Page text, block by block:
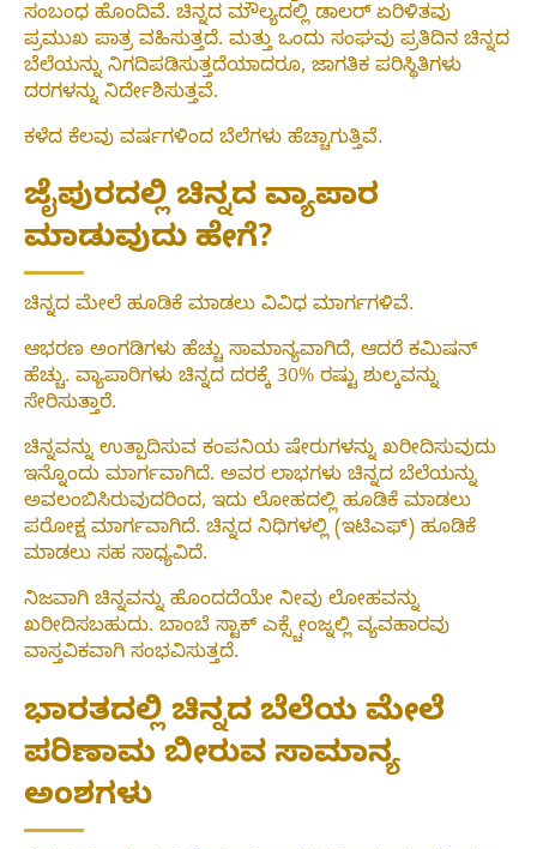
ಸಂಬಂಧ ಹೊಂದಿವೆ. ಚಿನ್ನದ ಮೌಲ್ಯದಲ್ಲಿ ಡಾಲರ್ ಏರಿಳಿತವು
ಪ್ರಮುಖ ಪಾತ್ರ ವಹಿಸುತ್ತದೆ. ಮತ್ತು ಒಂದು ಸಂಘವು ಪ್ರತಿದಿನ ಚಿನ್ನದ
ಬೆಲೆಯನ್ನು ನಿಗದಿಪಡಿಸುತ್ತದೆಯಾದರೂ, ಜಾಗತಿಕ ಪರಿಸ್ಥಿತಿಗಳು
ದರಗಳನ್ನು ನಿರ್ದೇಶಿಸುತ್ತವೆ.
ಕಳೆದ ಕೆಲವು ವರ್ಷಗಳಿಂದ ಬೆಲೆಗಳು ಹೆಚ್ಚಾಗುತ್ತಿವೆ.
ಜೈಪುರದಲ್ಲಿ ಚಿನ್ನದ ವ್ಯಾಪಾರ
ಮಾಡುವುದು ಹೇಗೆ?
ಚಿನ್ನದ ಮೇಲೆ ಹೂಡಿಕೆ ಮಾಡಲು ವಿವಿಧ ಮಾರ್ಗಗಳಿವೆ.
ಆಭರಣ ಅಂಗಡಿಗಳು ಹೆಚ್ಚು ಸಾಮಾನ್ಯವಾಗಿದೆ, ಆದರೆ ಕಮಿಷನ್
ಹೆಚ್ಚು. ವ್ಯಾಪಾರಿಗಳು ಚಿನ್ನದ ದರಕ್ಕೆ 30% ರಷ್ಟು ಶುಲ್ಕವನ್ನು
ಸೇರಿಸುತ್ತಾರೆ.
ಚಿನ್ನವನ್ನು ಉತ್ಪಾದಿಸುವ ಕಂಪನಿಯ ಷೇರುಗಳನ್ನು ಖರೀದಿಸುವುದು
ಇನ್ನೊಂದು ಮಾರ್ಗವಾಗಿದೆ. ಅವರ ಲಾಭಗಳು ಚಿನ್ನದ ಬೆಲೆಯನ್ನು
ಅವಲಂಬಿಸಿರುವುದರಿಂದ, ಇದು ಲೋಹದಲ್ಲಿ ಹೂಡಿಕೆ ಮಾಡಲು
ಪರೋಕ್ಷ ಮಾರ್ಗವಾಗಿದೆ. ಚಿನ್ನದ ನಿಧಿಗಳಲ್ಲಿ (ಇಟಿಎಫ್) ಹೂಡಿಕೆ
ಮಾಡಲು ಸಹ ಸಾಧ್ಯವಿದೆ.
ನಿಜವಾಗಿ ಚಿನ್ನವನ್ನು ಹೊಂದದೆಯೇ ನೀವು ಲೋಹವನ್ನು
ಖರೀದಿಸಬಹುದು. ಬಾಂಬೆ ಸ್ಟಾಕ್ ಎಕ್ಸ್ಚೇಂಜ್ನಲ್ಲಿ ವ್ಯವಹಾರವು
ವಾಸ್ತವಿಕವಾಗಿ ಸಂಭವಿಸುತ್ತದೆ.
ಭಾರತದಲ್ಲಿ ಚಿನ್ನದ ಬೆಲೆಯ ಮೇಲೆ
ಪರಿಣಾಮ ಬೀರುವ ಸಾಮಾನ್ಯ
ಅಂಶಗಳು